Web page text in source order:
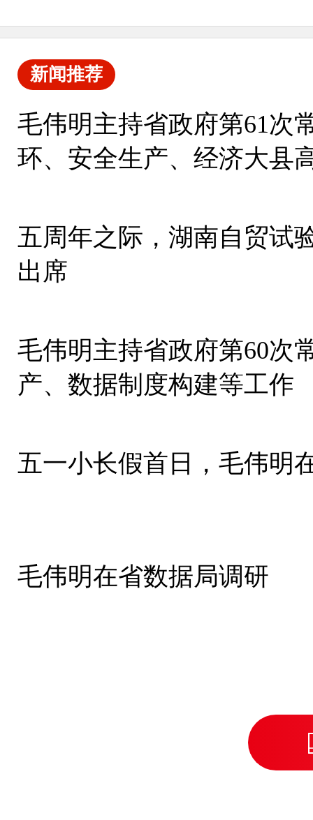
新闻推荐
毛伟明主持省政府第61次
环、安全生产、经济大县
五周年之际，湖南自贸试
出席
毛伟明主持省政府第60次
产、数据制度构建等工作
五一小长假首日，毛伟明
毛伟明在省数据局调研